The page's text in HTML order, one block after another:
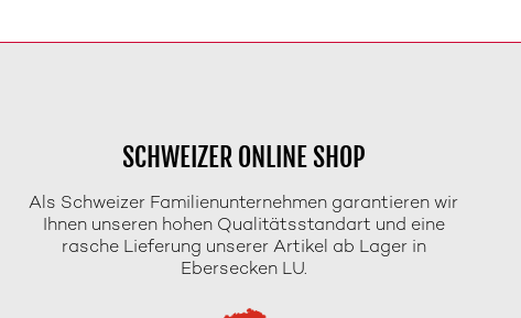
SCHWEIZER ONLINE SHOP
Als Schweizer Familienunternehmen garantieren wir
Ihnen unseren hohen Qualitätsstandart und eine
rasche Lieferung unserer Artikel ab Lager in
Ebersecken LU.